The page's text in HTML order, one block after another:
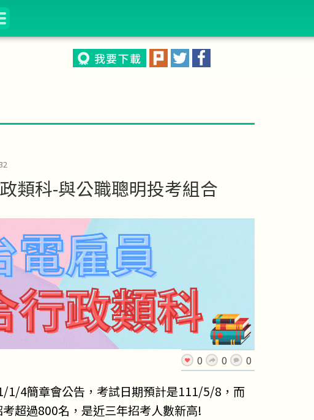
類科-與公職聰明投考組合
0 0 0
1/4簡章會公告，考試日期預計是111/5/8，而
超過800名，是近三年招考人數新高!